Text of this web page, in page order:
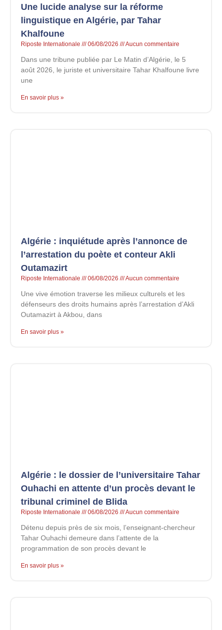
Une lucide analyse sur la réforme
linguistique en Algérie, par Tahar
Khalfoune
Riposte Internationale 06/08/2026 Aucun commentaire
Dans une tribune publiée par Le Matin d’Algérie, le 5
août 2026, le juriste et universitaire Tahar Khalfoune livre
une
En savoir plus »
Algérie : inquiétude après l’annonce de
l’arrestation du poète et conteur Akli
Outamazirt
Riposte Internationale 06/08/2026 Aucun commentaire
Une vive émotion traverse les milieux culturels et les
défenseurs des droits humains après l’arrestation d’Akli
Outamazirt à Akbou, dans
En savoir plus »
Algérie : le dossier de l’universitaire Tahar
Ouhachi en attente d’un procès devant le
tribunal criminel de Blida
Riposte Internationale 06/08/2026 Aucun commentaire
Détenu depuis près de six mois, l’enseignant-chercheur
Tahar Ouhachi demeure dans l’attente de la
programmation de son procès devant le
En savoir plus »